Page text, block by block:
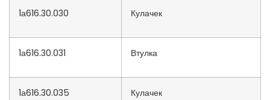
1а616.30.030 Кулачек
1а616.30.031 Втулка
1а616.30.035 Кулачек